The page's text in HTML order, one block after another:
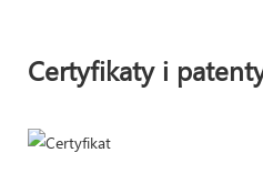
Certyfikaty i